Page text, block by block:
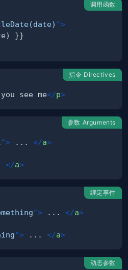
调用函数
">
指令 Directives
you see me</p>
参数 Arguments
"> ... </a>
</a>
绑定事件
"> ... </a>
"> ... </a>
动态参数